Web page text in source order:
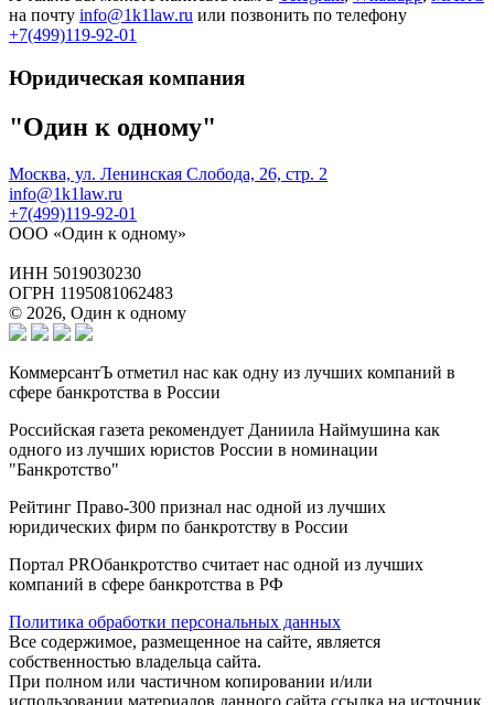
на почту info@1k1law.ru или позвонить по телефону
+7(499)119-92-01
Юридическая компания
"Один к одному"
Москва, ул. Ленинская Слобода, 26, стр. 2
info@1k1law.ru
+7(499)119-92-01
ООО «Один к одному»
ИНН 5019030230
ОГРН 1195081062483
© 2026, Один к одному
КоммерсантЪ отметил нас как одну из лучших компаний в
сфере банкротства в России
Российская газета рекомендует Даниила Наймушина как
одного из лучших юристов России в номинации
"Банкротство"
Рейтинг Право-300 признал нас одной из лучших
юридических фирм по банкротству в России
Портал PROбанкротство считает нас одной из лучших
компаний в сфере банкротства в РФ
Политика обработки персональных данных
Все содержимое, размещенное на сайте, является
собственностью владельца сайта.
При полном или частичном копировании и/или
использовании материалов данного сайта ссылка на источник